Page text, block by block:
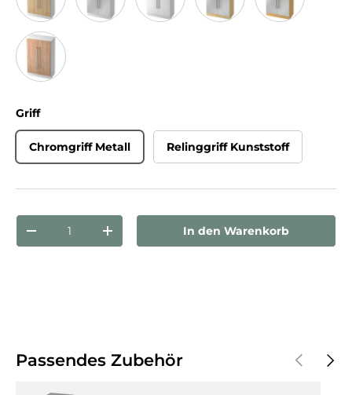
Weiß/Eiche
Griff
Chromgriff Metall Relinggriff Kunststoff
Anzahl
Menge verringernMenge erhöhenIn den Warenkorb
Passendes Zubehör Vorherige